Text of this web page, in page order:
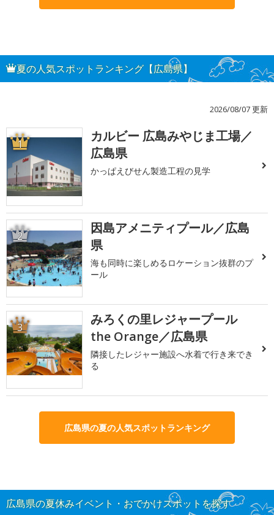
夏の人気スポットランキング【広島県】
2026/08/07 更新
1
カルビー 広島みやじま工場／
広島県
かっぱえびせん製造工程の見学
2
因島アメニティプール／広島
県
海も同時に楽しめるロケーション抜群のプ
ール
3
みろくの里レジャープール
the Orange／広島県
隣接したレジャー施設へ水着で行き来でき
る
広島県の夏の人気スポットランキング
広島県の夏休みイベント・おでかけスポットを探す